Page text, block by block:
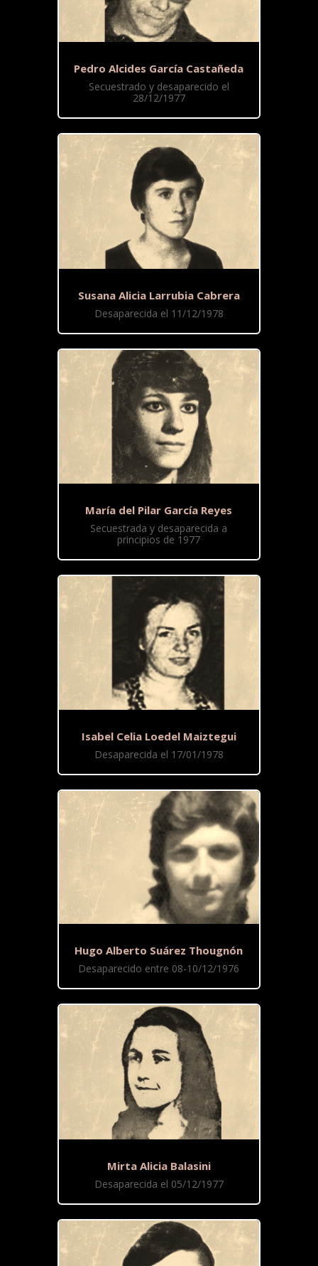
Pedro Alcides García Castañeda
Secuestrado y desaparecido el
28/12/1977
Susana Alicia Larrubia Cabrera
Desaparecida el 11/12/1978
María del Pilar García Reyes
Secuestrada y desaparecida a
principios de 1977
Isabel Celia Loedel Maiztegui
Desaparecida el 17/01/1978
Hugo Alberto Suárez Thougnón
Desaparecido entre 08-10/12/1976
Mirta Alicia Balasini
Desaparecida el 05/12/1977